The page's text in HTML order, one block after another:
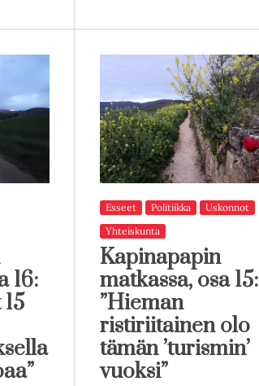
16:
Esseet Politiikka
Uskonnot
Yhteiskunta
Kapinapapin
matkassa, osa 15:
”Hieman
ristiriitainen olo
tämän ’turismin’
vuoksi”